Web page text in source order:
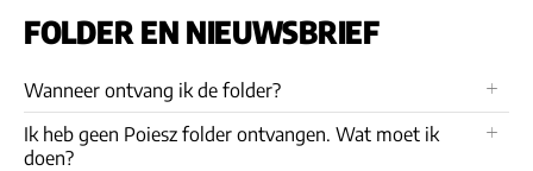
FOLDER EN NIEUWSBRIEF
Wanneer ontvang ik de folder?
Ik heb geen Poiesz folder ontvangen. Wat moet ik
doen?